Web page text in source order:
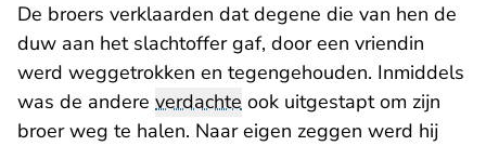
De broers verklaarden dat degene die van hen de
duw aan het slachtoffer gaf, door een vriendin
werd weggetrokken en tegengehouden. Inmiddels
was de andere verdachte ook uitgestapt om zijn
broer weg te halen. Naar eigen zeggen werd hij